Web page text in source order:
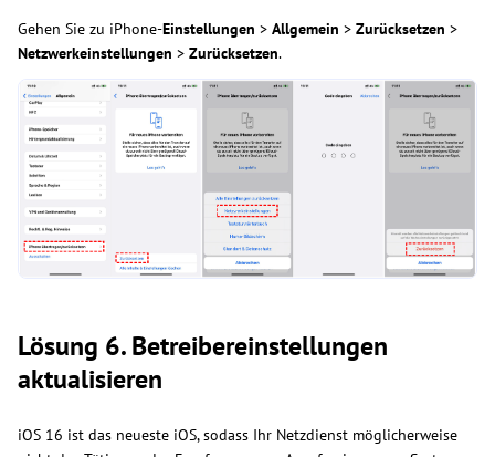
Gehen Sie zu iPhone-Einstellungen > Allgemein > Zurücksetzen >
Netzwerkeinstellungen > Zurücksetzen.
Lösung 6. Betreibereinstellungen
aktualisieren
iOS 16 ist das neueste iOS, sodass Ihr Netzdienst möglicherweise